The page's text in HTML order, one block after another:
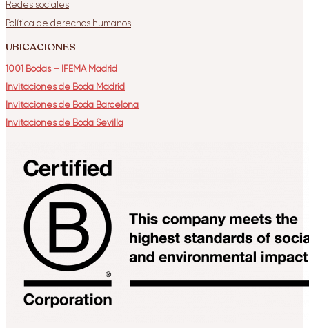
Redes sociales
Política de derechos humanos
UBICACIONES
1001 Bodas – IFEMA Madrid
Invitaciones de Boda Madrid
Invitaciones de Boda Barcelona
Invitaciones de Boda Sevilla